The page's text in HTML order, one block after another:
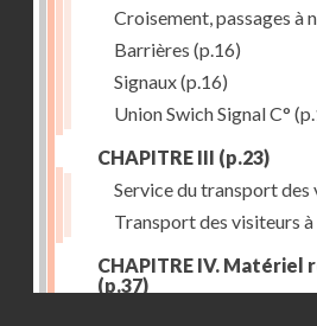
Croisement, passages à
Barrières (p.16)
Signaux(p.16)
Union Swich Signal C°
CHAPITRE III (p.23)
Service du transport
Transport des visiteurs
CHAPITRE IV.
(p.37)